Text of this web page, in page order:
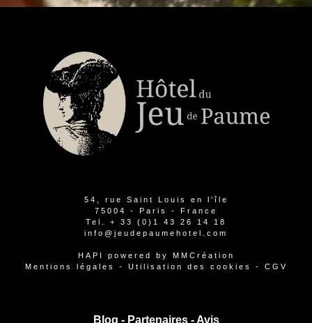
54, rue Saint Louis en l'île
75004 - Paris - France
Tel. + 33 (0)1 43 26 14 18
info@jeudepaumehotel.com
HAPI powered by
MMCréation
Mentions légales
- Utilisation des cookies - CGV
Blog - Partenaires-Avis